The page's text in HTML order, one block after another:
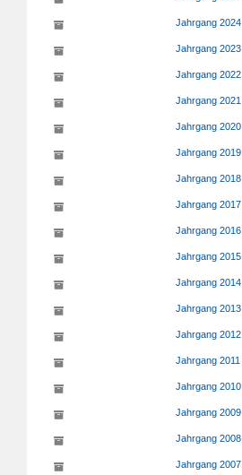
Jahrgang 2024
Jahrgang 2023
Jahrgang 2022
Jahrgang 2021
Jahrgang 2020
Jahrgang 2019
Jahrgang 2018
Jahrgang 2017
Jahrgang 2016
Jahrgang 2015
Jahrgang 2014
Jahrgang 2013
Jahrgang 2012
Jahrgang 2011
Jahrgang 2010
Jahrgang 2009
Jahrgang 2008
Jahrgang 2007